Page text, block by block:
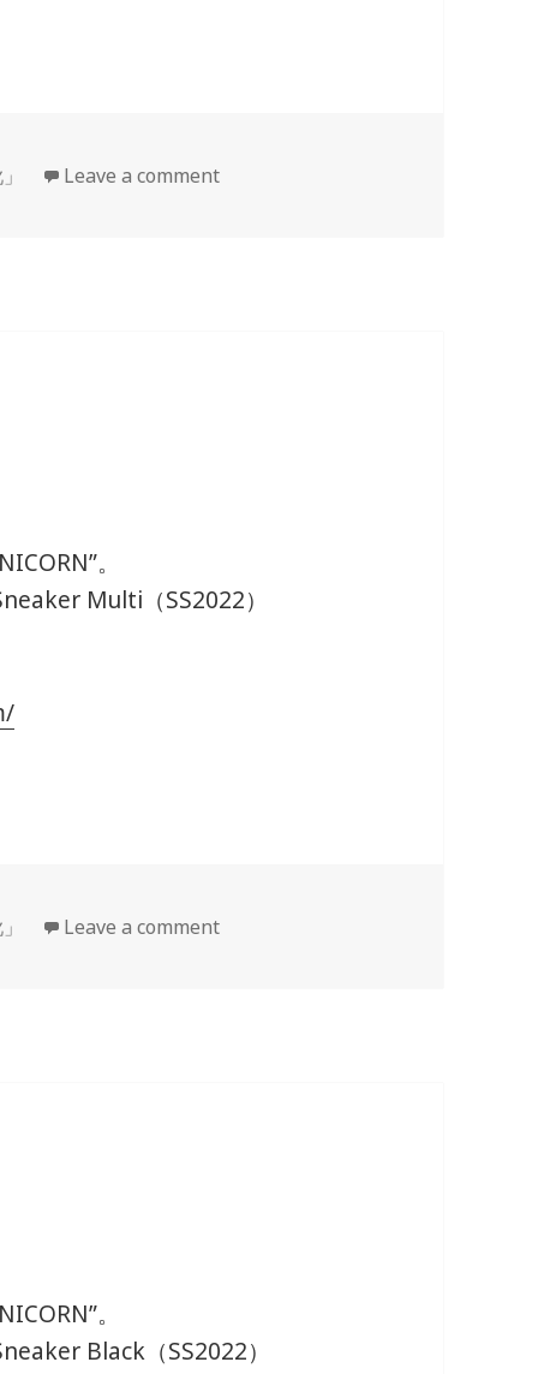
Leave a comment
。
Multi（SS2022）
Leave a comment
。
Black（SS2022）